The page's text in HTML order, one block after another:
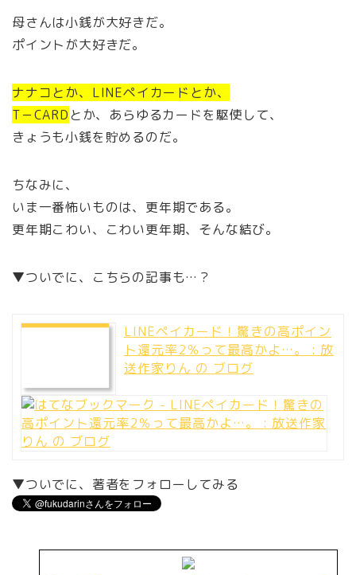
母さんは小銭が大好きだ。
ポイントが大好きだ。
ナナコとか、LINEペイカードとか、
T－CARDとか、あらゆるカードを駆使して、
きょうも小銭を貯めるのだ。
ちなみに、
いま一番怖いものは、更年期である。
更年期こわい、こわい更年期、そんな結び。
▼ついでに、こちらの記事も…？
LINEペイカード！驚きの高ポイン
ト還元率2％って最高かよ…。 : 放
送作家りん の ブログ
▼ついでに、著者をフォローしてみる